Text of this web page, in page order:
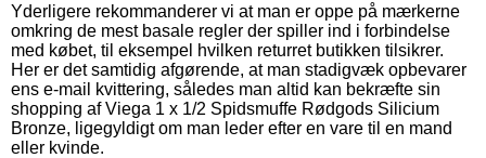
Yderligere rekommanderer vi at man er oppe på mærkerne
omkring de mest basale regler der spiller ind i forbindelse
med købet, til eksempel hvilken returret butikken tilsikrer.
Her er det samtidig afgørende, at man stadigvæk opbevarer
ens e-mail kvittering, således man altid kan bekræfte sin
shopping af Viega 1 x 1/2 Spidsmuffe Rødgods Silicium
Bronze, ligegyldigt om man leder efter en vare til en mand
eller kvinde.